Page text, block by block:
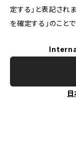
定する」と表記され
を確定する」のことで